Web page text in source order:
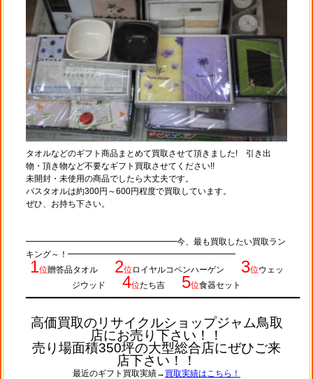
タオルなどのギフト商品まとめて買取させて頂きました! 引き出
物・頂き物など不要なギフト買取させてください!!
未開封・未使用の商品でしたら大丈夫です。
バスタオルは約300円～600円程度で買取しています。
ぜひ、お持ち下さい。
━━━━━━━━━━━━━━━━━━今、最も買取したい買取ラン
キング～！━━━━━━━━━━━━━━━━━━━━
1位贈答品タオル 2位 ロイヤルコペンハーゲン 3位ウェッ
ジウッド
4位たち吉 5位食器セット
━━━━━━━━━━━━━━━━━━━━━━━━━━━━━━━━━━━━━━━━━━━━━━━━━━━━━━━━
高価買取のリサイクルショップジャム鳥取
店にお売り下さい！！
売り場面積350坪の大型総合店にぜひご来
店下さい！！
最近のギフト買取実績→ 買取実績はこちら！